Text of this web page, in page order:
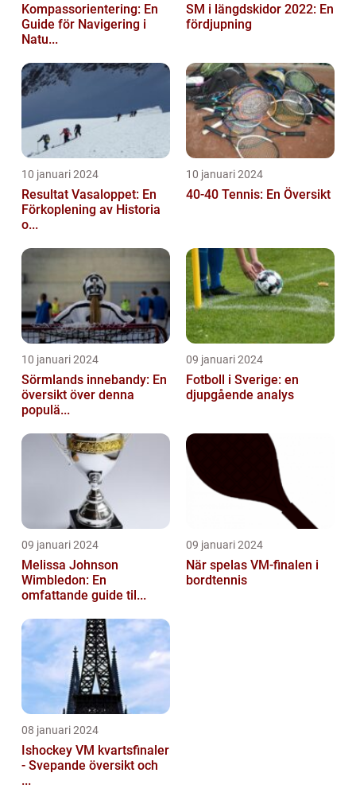
Kompassorientering: En
Guide för Navigering i
Natu...
SM i längdskidor 2022: En
fördjupning
10 januari 2024
Resultat Vasaloppet: En
Förkoplening av Historia
o...
10 januari 2024
40-40 Tennis: En Översikt
10 januari 2024
Sörmlands innebandy: En
översikt över denna
populä...
09 januari 2024
Fotboll i Sverige: en
djupgående analys
09 januari 2024
Melissa Johnson
Wimbledon: En
omfattande guide til...
09 januari 2024
När spelas VM-finalen i
bordtennis
08 januari 2024
Ishockey VM kvartsfinaler
- Svepande översikt och
...